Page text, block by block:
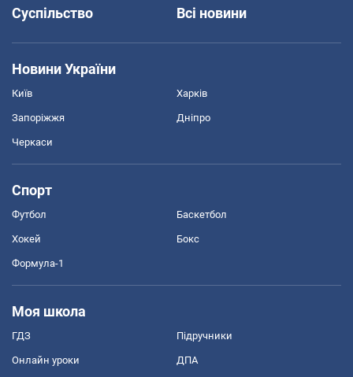
Суспільство
Всі новини
Новини України
Київ Харків
Запоріжжя Дніпро
Черкаси
Спорт
Футбол Баскетбол
Хокей Бокс
Формула-1
Моя школа
ГДЗ Підручники
Онлайн уроки ДПА